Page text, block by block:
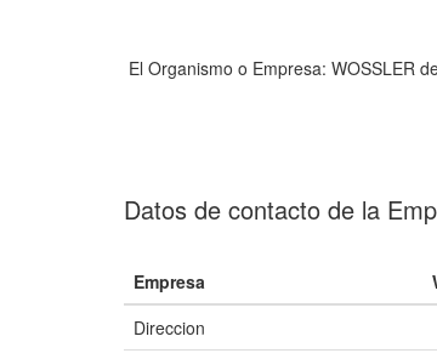
El Organismo o Empresa: WOSSLER
Datos de contacto de la
Empresa
Direccion